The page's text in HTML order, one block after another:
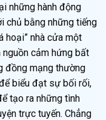
những hành động
chủ bằng những tiếng
hoại” nhà cửa một
nguồn cảm hứng bất
đồng mạng thường
biểu đạt sự bối rối,
tạo ra những tình
trực tuyến. Chẳng